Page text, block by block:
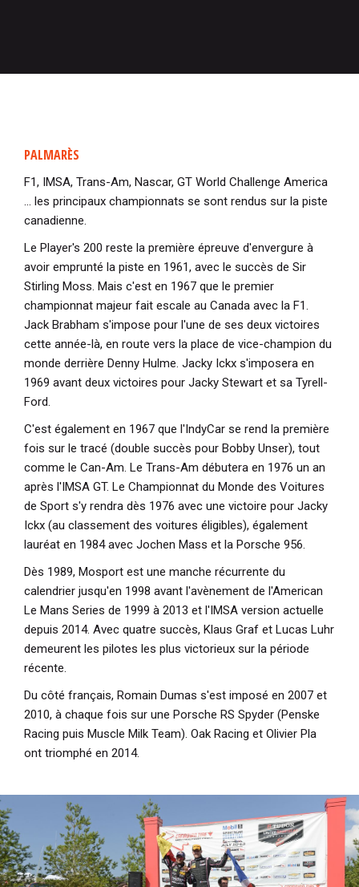
PALMARÈS
F1, IMSA, Trans-Am, Nascar, GT World Challenge America
... les principaux championnats se sont rendus sur la piste
canadienne.
Le Player's 200 reste la première épreuve d'envergure à
avoir emprunté la piste en 1961, avec le succès de Sir
Stirling Moss. Mais c'est en 1967 que le premier
championnat majeur fait escale au Canada avec la F1.
Jack Brabham s'impose pour l'une de ses deux victoires
cette année-là, en route vers la place de vice-champion du
monde derrière Denny Hulme. Jacky Ickx s'imposera en
1969 avant deux victoires pour Jacky Stewart et sa Tyrell-
Ford.
C'est également en 1967 que l'IndyCar se rend la première
fois sur le tracé (double succès pour Bobby Unser), tout
comme le Can-Am. Le Trans-Am débutera en 1976 un an
après l'IMSA GT. Le Championnat du Monde des Voitures
de Sport s'y rendra dès 1976 avec une victoire pour Jacky
Ickx (au classement des voitures éligibles), également
lauréat en 1984 avec Jochen Mass et la Porsche 956.
Dès 1989, Mosport est une manche récurrente du
calendrier jusqu'en 1998 avant l'avènement de l'American
Le Mans Series de 1999 à 2013 et l'IMSA version actuelle
depuis 2014. Avec quatre succès, Klaus Graf et Lucas Luhr
demeurent les pilotes les plus victorieux sur la période
récente.
Du côté français, Romain Dumas s'est imposé en 2007 et
2010, à chaque fois sur une Porsche RS Spyder (Penske
Racing puis Muscle Milk Team). Oak Racing et Olivier Pla
ont triomphé en 2014.